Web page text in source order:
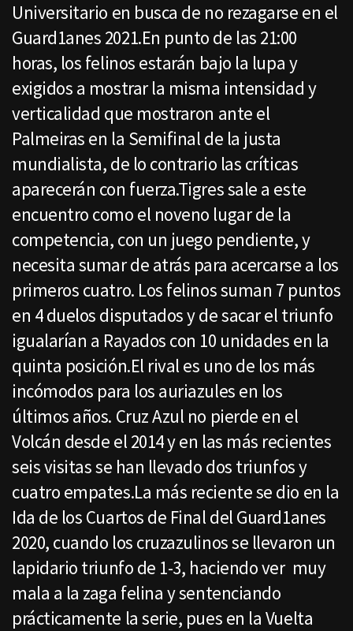
Universitario en busca de no rezagarse en el
Guard1anes 2021.En punto de las 21:00
horas, los felinos estarán bajo la lupa y
exigidos a mostrar la misma intensidad y
verticalidad que mostraron ante el
Palmeiras en la Semifinal de la justa
mundialista, de lo contrario las críticas
aparecerán con fuerza.Tigres sale a este
encuentro como el noveno lugar de la
competencia, con un juego pendiente, y
necesita sumar de atrás para acercarse a los
primeros cuatro. Los felinos suman 7 puntos
en 4 duelos disputados y de sacar el triunfo
igualarían a Rayados con 10 unidades en la
quinta posición.El rival es uno de los más
incómodos para los auriazules en los
últimos años. Cruz Azul no pierde en el
Volcán desde el 2014 y en las más recientes
seis visitas se han llevado dos triunfos y
cuatro empates.La más reciente se dio en la
Ida de los Cuartos de Final del Guard1anes
2020, cuando los cruzazulinos se llevaron un
lapidario triunfo de 1-3, haciendo ver muy
mala a la zaga felina y sentenciando
prácticamente la serie, pues en la Vuelta